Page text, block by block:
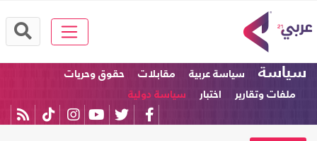
سياسة سياسة عربية مقابلات
حقوق وحريات
ملفات وتقارير
اختبار سياسة دولية